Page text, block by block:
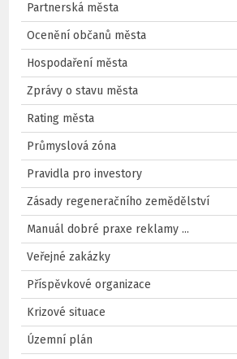
Partnerská města
Ocenění občanů města
Hospodaření města
Zprávy o stavu města
Rating města
Průmyslová zóna
Pravidla pro investory
Zásady regeneračního zemědělství
Manuál dobré praxe reklamy ...
Veřejné zakázky
Příspěvkové organizace
Krizové situace
Územní plán